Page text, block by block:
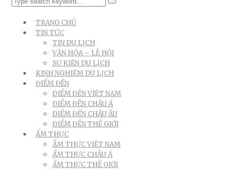
TRANG CHỦ
TIN TỨC
TIN DU LỊCH
VĂN HÓA – LỄ HỘI
SỰ KIỆN DU LỊCH
KINH NGHIỆM DU LỊCH
ĐIỂM ĐẾN
ĐIỂM ĐẾN VIỆT NAM
ĐIỂM ĐẾN CHÂU Á
ĐIỂM ĐẾN CHÂU ÂU
ĐIỂM ĐẾN THẾ GIỚI
ẨM THỰC
ẨM THỰC VIỆT NAM
ẨM THỰC CHÂU Á
ẨM THỰC THẾ GIỚI